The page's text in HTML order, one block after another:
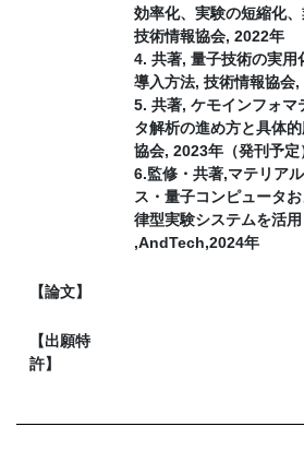
効率化、実験の短縮化
技術情報協会, 2022年
4. 共著, 量子技術の実用
導入方法, 技術情報協会
5. 共著, ケモインフォマ
タ解析の進め方と具体
協会, 2023年（発刊予
6.監修・共著,マテリア
ス・量子コンピュータ
律型実験システムを活
,AndTech,2024年
【論文】
【出願特
許】